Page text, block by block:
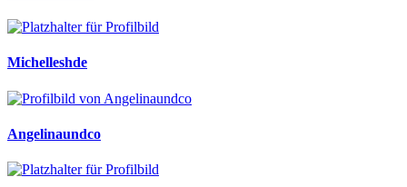
Michelleshde
Angelinaundco